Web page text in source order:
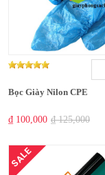
Bọc Giày Nilon CPE
₫ 100,000 ₫ 125,000
SALE